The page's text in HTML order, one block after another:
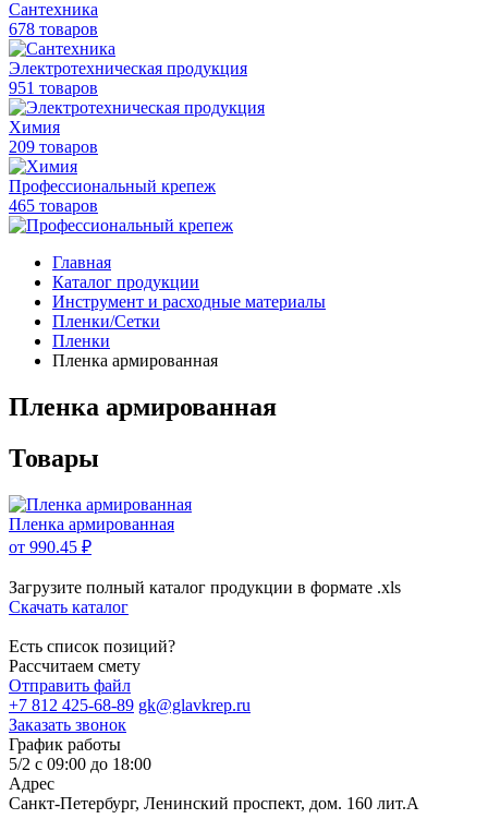
Сантехника
678 товаров
Электротехническая продукция
951 товаров
Химия
209 товаров
Профессиональный крепеж
465 товаров
Главная
Каталог продукции
Инструмент и расходные материалы
Пленки/Сетки
Пленки
Пленка армированная
Пленка армированная
Товары
Пленка армированная
от 990.45 ₽
Загрузите полный каталог продукции в формате .xls
Скачать каталог
Есть список позиций?
Рассчитаем смету
Отправить файл
+7 812 425-68-89 gk@glavkrep.ru
Заказать звонок
График работы
5/2 с 09:00 до 18:00
Адрес
Санкт-Петербург, Ленинский проспект, дом. 160 лит.А